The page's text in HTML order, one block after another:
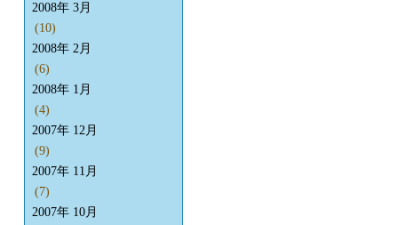
2008年 3月
(10)
2008年 2月
(6)
2008年 1月
(4)
2007年 12月
(9)
2007年 11月
(7)
2007年 10月